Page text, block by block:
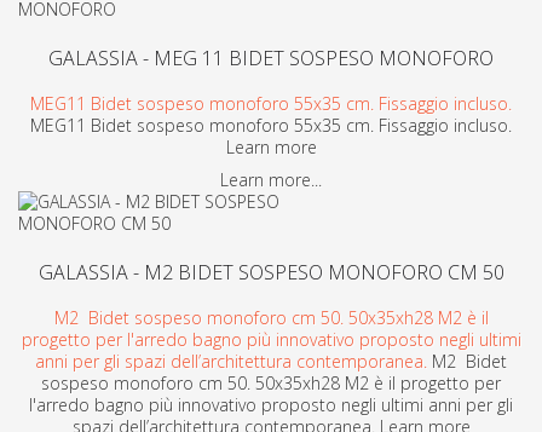
GALASSIA - MEG 11 BIDET SOSPESO MONOFORO
MEG11 Bidet sospeso monoforo 55x35 cm. Fissaggio incluso.
MEG11 Bidet sospeso monoforo 55x35 cm. Fissaggio incluso.
Learn more
Learn more...
GALASSIA - M2 BIDET SOSPESO MONOFORO CM 50
M2 Bidet sospeso monoforo cm 50. 50x35xh28 M2 è il
progetto per l'arredo bagno più innovativo proposto negli ultimi
anni per gli spazi dell’architettura contemporanea. M2 Bidet
sospeso monoforo cm 50. 50x35xh28 M2 è il progetto per
l'arredo bagno più innovativo proposto negli ultimi anni per gli
spazi dell’architettura contemporanea. Learn more